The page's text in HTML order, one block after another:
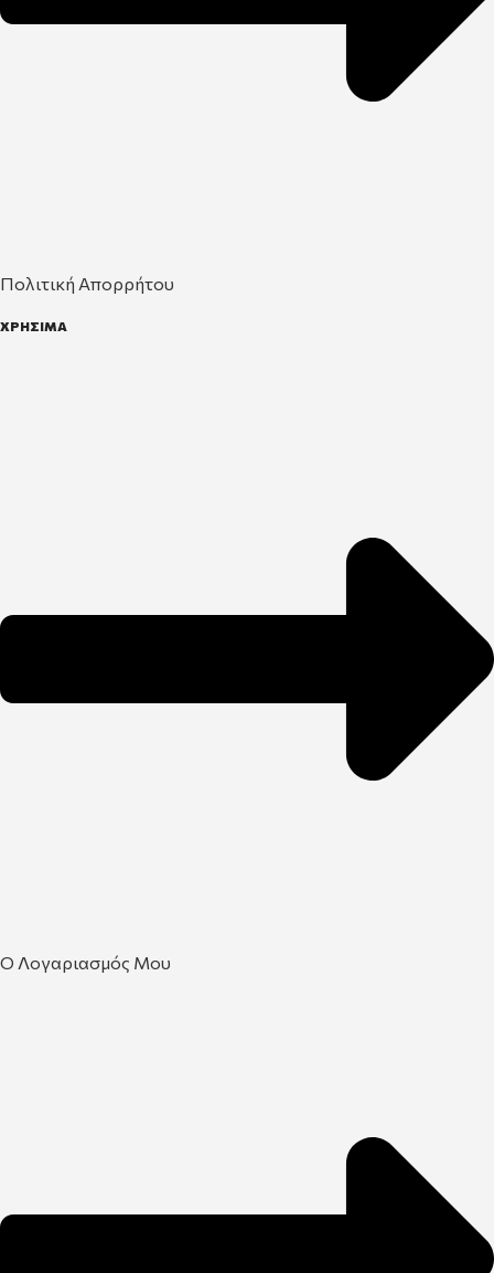
Πολιτική Απορρήτου
ΧΡΗΣΙΜΑ
Ο Λογαριασμός Μου